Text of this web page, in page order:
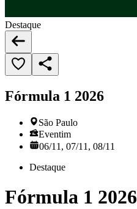
Destaque
Fórmula 1 2026
São Paulo
Eventim
06/11, 07/11, 08/11
Destaque
Fórmula 1 2026